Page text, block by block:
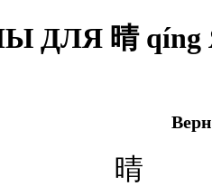
ДЛЯ 晴
晴